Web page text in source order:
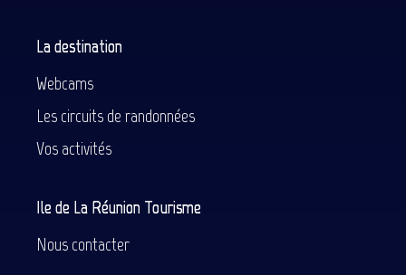
La destination
Webcams
Les circuits de randonnées
Vos activités
Ile de La Réunion Tourisme
Nous contacter